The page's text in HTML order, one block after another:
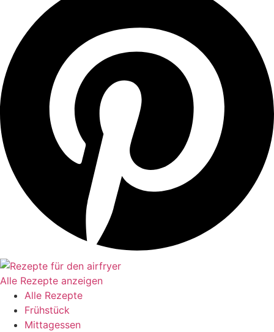
Alle Rezepte anzeigen
Alle Rezepte
Frühstück
Mittagessen